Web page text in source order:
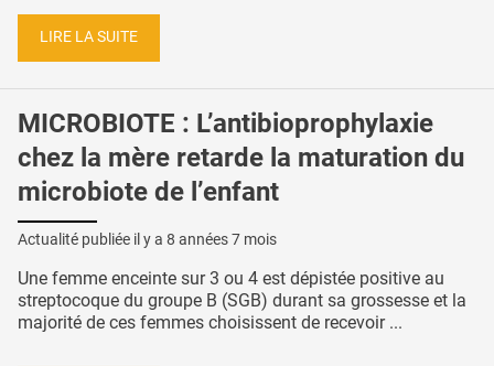
LIRE LA SUITE
MICROBIOTE : L’antibioprophylaxie
chez la mère retarde la maturation du
microbiote de l’enfant
Actualité publiée il y a 8 années 7 mois
Une femme enceinte sur 3 ou 4 est dépistée positive au
streptocoque du groupe B (SGB) durant sa grossesse et la
majorité de ces femmes choisissent de recevoir ...